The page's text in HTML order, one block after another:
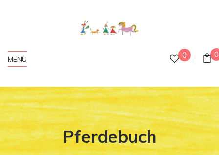
MENÜ 0 0
Pferdebuch